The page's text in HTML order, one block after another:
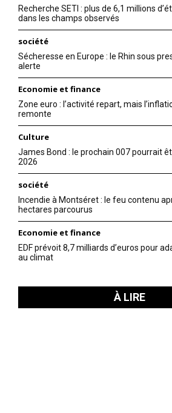
Recherche SETI : plus de 6,1 millions
dans les champs observés
société
Sécheresse en Europe : le Rhin sous
alerte
Economie et finance
Zone euro : l’activité repart, mais
remonte
Culture
James Bond : le prochain 007 pourrait
2026
société
Incendie à Montséret : le feu contenu
hectares parcourus
Economie et finance
EDF prévoit 8,7 milliards d’euros pour
au climat
À LIRE